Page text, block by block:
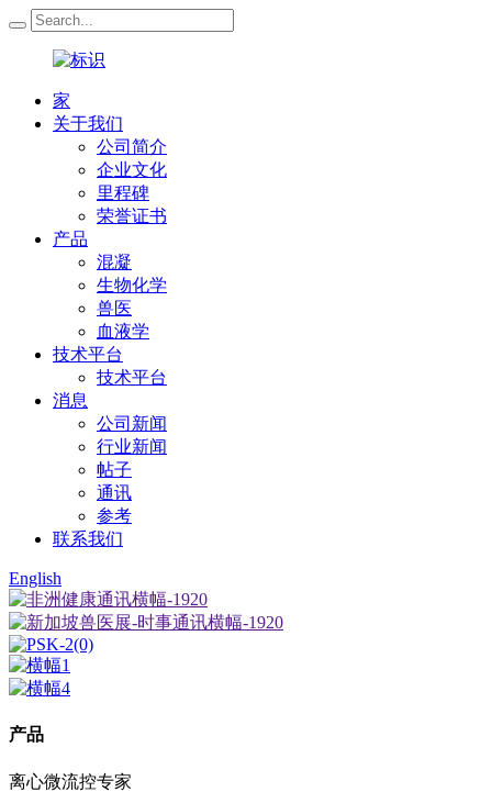
家
关于我们
公司简介
企业文化
里程碑
荣誉证书
产品
混凝
生物化学
兽医
血液学
技术平台
技术平台
消息
公司新闻
行业新闻
帖子
通讯
参考
联系我们
English
产品
离心微流控专家